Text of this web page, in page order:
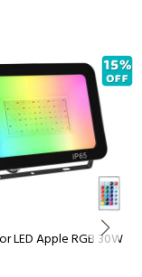
LED Apple RGB 30W